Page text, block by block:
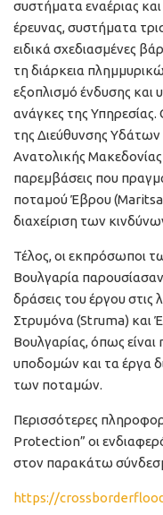
συστήματα εναέριας
έρευνας, συστήματα
ειδικά σχεδιασμένες
τη διάρκεια
εξοπλισμό ένδυσης και
ανάγκες της
της Διεύθυνσης
Ανατολικής
παρεμβάσεις που
ποταμού Έβρου
διαχείριση των
Τέλος, οι εκπρόσωποι
Βουλγαρία παρουσίασαν
δράσεις του έργου
Στρυμόνα (Struma) και
Βουλγαρίας, όπως
υποδομών και τα έργα
των ποταμών.
Περισσότερες
Protection” οι
στον παρακάτω
https://